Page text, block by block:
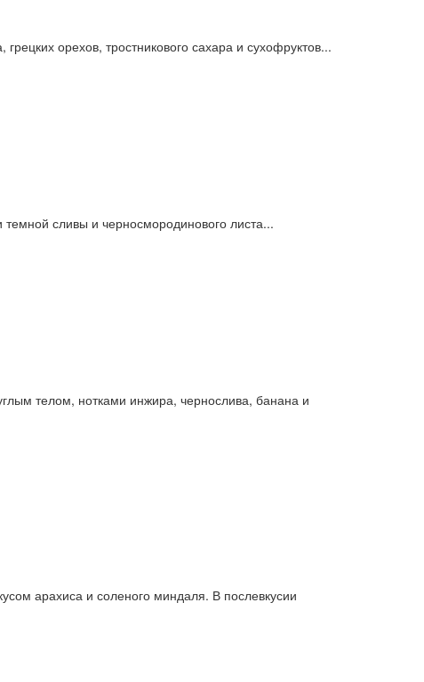
орехов, тростникового сахара и сухофруктов...
сливы и черносмородинового листа...
телом, нотками инжира, чернослива, банана и
арахиса и соленого миндаля. В послевкусии